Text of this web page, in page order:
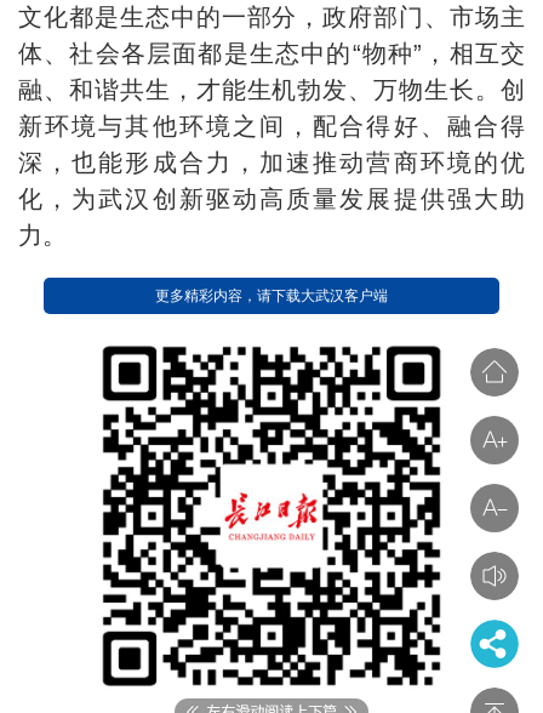
文化都是生态中的一部分，政府部门、市场主
体、社会各层面都是生态中的“物种”，相互交
融、和谐共生，才能生机勃发、万物生长。创
新环境与其他环境之间，配合得好、融合得
深，也能形成合力，加速推动营商环境的优
化，为武汉创新驱动高质量发展提供强大助
力。
更多精彩内容，请下载大武汉客户端